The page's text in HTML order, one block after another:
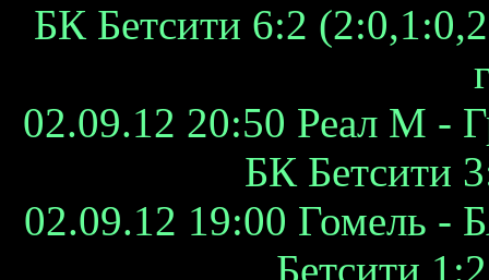
БК Бетсити 6:2
02.09.12 20:50 Реал М -
БК Бетсити
02.09.12 19:00 Гомель -
Бетсити